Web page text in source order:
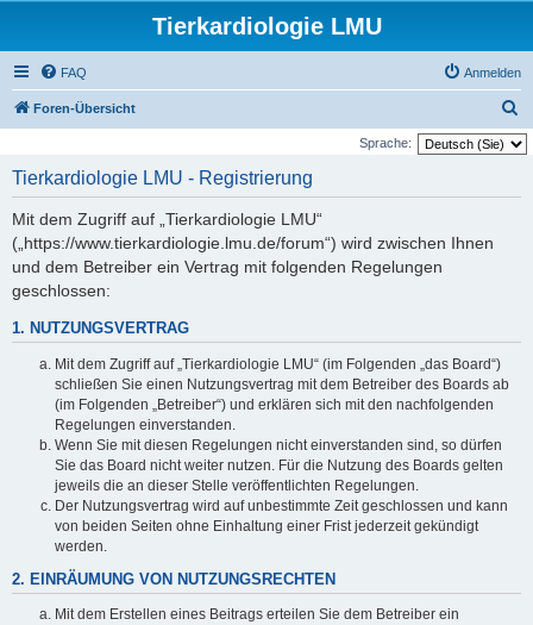
Tierkardiologie LMU
FAQ Anmelden
Foren-Übersicht
u
Sprache:
Tierkardiologie LMU - Registrierung
Mit dem Zugriff auf „Tierkardiologie LMU“
(„https://www.tierkardiologie.lmu.de/forum“) wird zwischen Ihnen
und dem Betreiber ein Vertrag mit folgenden Regelungen
geschlossen:
1. NUTZUNGSVERTRAG
Mit dem Zugriff auf „Tierkardiologie LMU“ (im Folgenden „das Board“)
schließen Sie einen Nutzungsvertrag mit dem Betreiber des Boards ab
(im Folgenden „Betreiber“) und erklären sich mit den nachfolgenden
Regelungen einverstanden.
Wenn Sie mit diesen Regelungen nicht einverstanden sind, so dürfen
Sie das Board nicht weiter nutzen. Für die Nutzung des Boards gelten
jeweils die an dieser Stelle veröffentlichten Regelungen.
Der Nutzungsvertrag wird auf unbestimmte Zeit geschlossen und kann
von beiden Seiten ohne Einhaltung einer Frist jederzeit gekündigt
werden.
2. EINRÄUMUNG VON NUTZUNGSRECHTEN
Mit dem Erstellen eines Beitrags erteilen Sie dem Betreiber ein